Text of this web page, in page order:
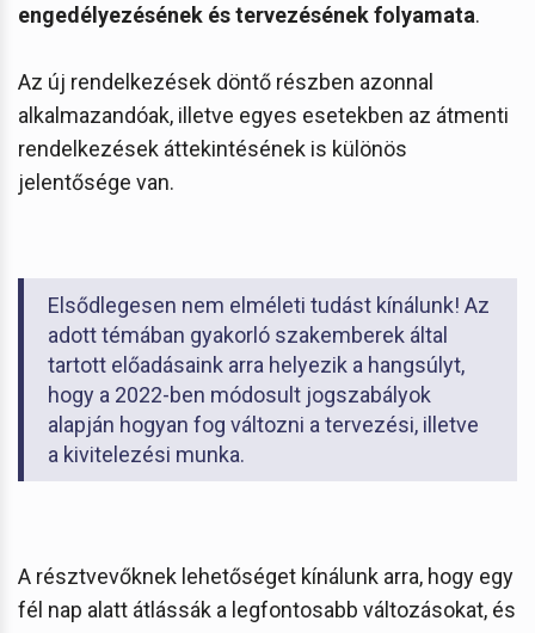
engedélyezésének és tervezésének folyamata.
Az új rendelkezések döntő részben azonnal
alkalmazandóak, illetve egyes esetekben az átmenti
rendelkezések áttekintésének is különös
jelentősége van.
Elsődlegesen nem elméleti tudást kínálunk! Az
adott témában gyakorló szakemberek által
tartott előadásaink arra helyezik a hangsúlyt,
hogy a 2022-ben módosult jogszabályok
alapján hogyan fog változni a tervezési, illetve
a kivitelezési munka.
A résztvevőknek lehetőséget kínálunk arra, hogy egy
fél nap alatt átlássák a legfontosabb változásokat, és